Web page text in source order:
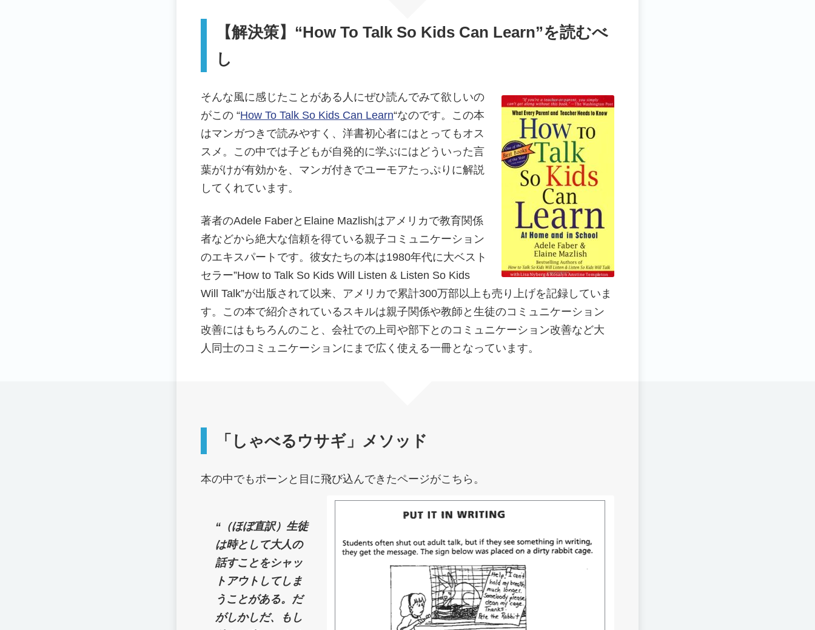
【解決策】 “How To Talk So Kids Can Learn”を読むべ
し
そんな風に感じたことがある人にぜひ読んでみて欲しいの
がこの “How To Talk So Kids Can Learn“なのです。この本
はマンガつきで読みやすく、洋書初心者にはとってもオス
スメ。この中では子どもが自発的に学ぶにはどういった言
葉がけが有効かを、マンガ付きでユーモアたっぷりに解説
してくれています。
著者のAdele FaberとElaine Mazlishはアメリカで教育関係
者などから絶大な信頼を得ている親子コミュニケーション
のエキスパートです。彼女たちの本は1980年代に大ベスト
セラー”How to Talk So Kids Will Listen & Listen So Kids
Will Talk”が出版されて以来、アメリカで累計300万部以上も売り上げを記録していま
す。この本で紹介されているスキルは親子関係や教師と生徒のコミュニケーション
改善にはもちろんのこと、会社での上司や部下とのコミュニケーション改善など大
人同士のコミュニケーションにまで広く使える一冊となっています。
「しゃべるウサギ」メソッド
本の中でもポーンと目に飛び込んできたページがこちら。
“（ほぼ直訳）生徒
は時として大人の
話すことをシャッ
トアウトしてしま
うことがある。だ
がしかしだ、もし